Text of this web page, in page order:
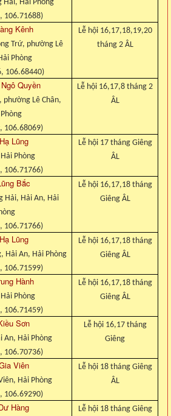
Hải, Hải Phòng
106.71688)
Kênh
Trứ, phường Lê
Phòng
106.68440)
Lễ hội 16,17,18,19,20
tháng 2 ÂL
Quyền
phường Lê Chân,
106.68069)
Lễ hội 16,17,8 tháng 2
ÂL
Lũng
Phòng
106.71766)
Lễ hội 17 tháng Giêng
ÂL
Bắc
Hải, Hải An, Hải
106.71766)
Lễ hội 16,17,18 tháng
Giêng ÂL
Lũng
Hải An, Hải Phòng
106.71599)
Lễ hội 16,17,18 tháng
Giêng ÂL
Hành
Phòng
106.71459)
Lễ hội 16,17,18 tháng
Giêng ÂL
Sơn
An, Hải Phòng
106.70736)
Lễ hội 16,17 tháng
Giêng
Viên
Hải Phòng
106.69290)
Lễ hội 18 tháng Giêng
ÂL
Hàng
Lễ hội 18 tháng Giêng